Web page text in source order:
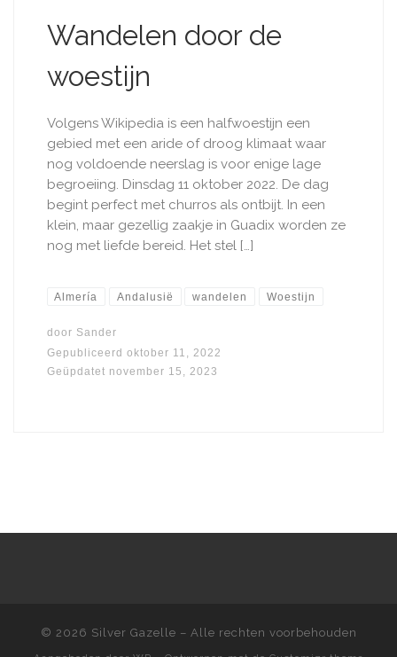
Wandelen door de
woestijn
Volgens Wikipedia is een halfwoestijn een
gebied met een aride of droog klimaat waar
nog voldoende neerslag is voor enige lage
begroeiing. Dinsdag 11 oktober 2022. De dag
begint perfect met churros als ontbijt. In een
klein, maar gezellig zaakje in Guadix worden ze
nog met liefde bereid. Het stel […]
Almería Andalusië wandelen Woestijn
door Sander
Gepubliceerd oktober 11, 2022
Geüpdatet november 15, 2023
© 2026 Silver Gazelle – Alle rechten voorbehouden